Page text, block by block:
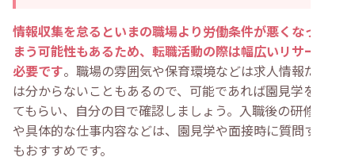
情報収集を怠るといまの職場より労働条件が悪くなってし
まう可能性もあるため、転職活動の際は幅広いリサーチが
必要です。職場の雰囲気や保育環境などは求人情報だけで
は分からないこともあるので、可能であれば園見学をさせ
てもらい、自分の目で確認しましょう。入職後の研修期間
や具体的な仕事内容などは、園見学や面接時に質問するの
もおすすめです。